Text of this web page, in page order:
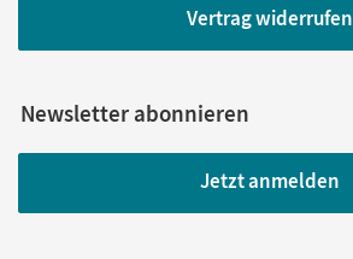
Vertrag widerrufen
Newsletter abonnieren
Jetzt anmelden